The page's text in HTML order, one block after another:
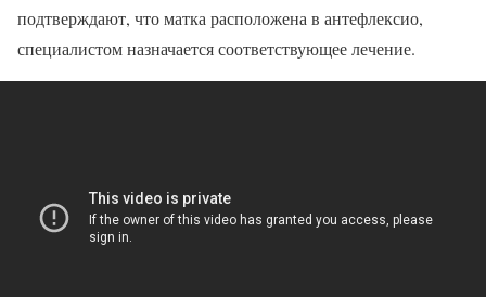
подтверждают, что матка расположена в антефлексио,
специалистом назначается соответствующее лечение.